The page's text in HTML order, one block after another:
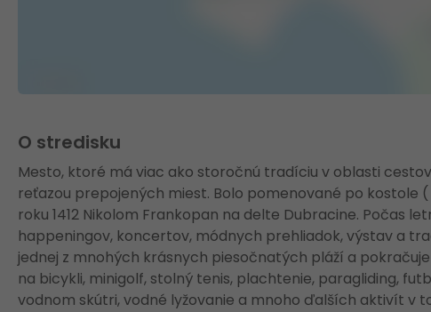
O stredisku
Mesto, ktoré má viac ako storočnú tradíciu v oblasti
reťazou prepojených miest. Bolo pomenované po kostole
roku 1412 Nikolom Frankopan na delte Dubracine. Počas
happeningov, koncertov, módnych prehliadok, výstav a
jednej z mnohých krásnych piesočnatých pláží a
na bicykli, minigolf, stolný tenis, plachtenie, paragliding,
vodnom skútri, vodné lyžovanie a mnoho ďalších aktivít v